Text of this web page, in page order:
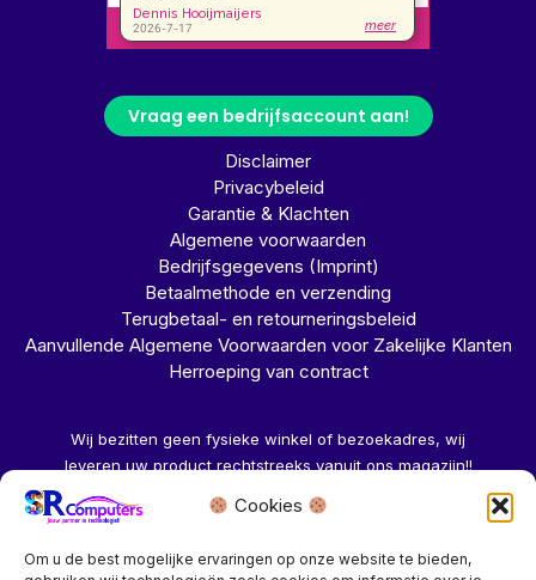
Cookies
Om u de best mogelijke ervaringen op onze website te bieden,
Vraag een bedrijfsaccount aan!
Disclaimer
Privacybeleid
Garantie & Klachten
Algemene voorwaarden
Bedrijfsgegevens (Imprint)
Betaalmethode en verzending
Terugbetaal- en retourneringsbeleid
Aanvullende Algemene Voorwaarden voor Zakelijke Klanten
Herroeping van contract
Wij bezitten geen fysieke winkel of bezoekadres, wij
leveren uw product rechtstreeks vanuit ons magazijn!!
Herroeping aanvragen →